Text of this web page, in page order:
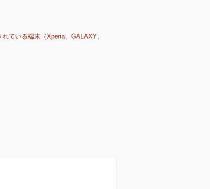
ている端末（Xperia、GALAXY、